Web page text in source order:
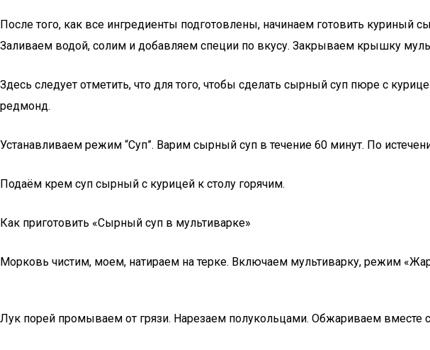
После того, как все ингредиенты подготовлены, начинаем готовить куриный
Заливаем водой, солим и добавляем специи по вкусу. Закрываем крышку
Здесь следует отметить, что для того, чтобы сделать сырный суп пюре с
редмонд.
Устанавливаем режим “Суп”. Варим сырный суп в течение 60 минут. По
Подаём крем суп сырный с курицей к столу горячим.
Как приготовить «Сырный суп в мультиварке»
Морковь чистим, моем, натираем на терке. Включаем мультиварку, режим
Лук порей промываем от грязи. Нарезаем полукольцами. Обжариваем вместе